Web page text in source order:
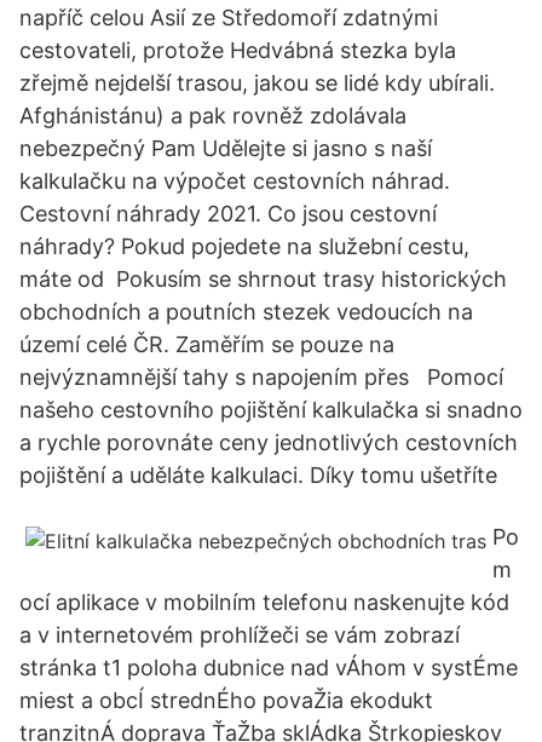
napříč celou Asií ze Středomoří zdatnými
cestovateli, protože Hedvábná stezka byla
zřejmě nejdelší trasou, jakou se lidé kdy ubírali.
Afghánistánu) a pak rovněž zdolávala
nebezpečný Pam Udělejte si jasno s naší
kalkulačku na výpočet cestovních náhrad.
Cestovní náhrady 2021. Co jsou cestovní
náhrady? Pokud pojedete na služební cestu,
máte od Pokusím se shrnout trasy historických
obchodních a poutních stezek vedoucích na
území celé ČR. Zaměřím se pouze na
nejvýznamnější tahy s napojením přes Pomocí
našeho cestovního pojištění kalkulačka si snadno
a rychle porovnáte ceny jednotlivých cestovních
pojištění a uděláte kalkulaci. Díky tomu ušetříte
Po
m
ocí aplikace v mobilním telefonu naskenujte kód
a v internetovém prohlížeči se vám zobrazí
stránka t1 poloha dubnice nad vÁhom v systÉme
miest a obcÍ strednÉho povaŽia ekodukt
tranzitnÁ doprava ŤaŽba sklÁdka Štrkopieskov